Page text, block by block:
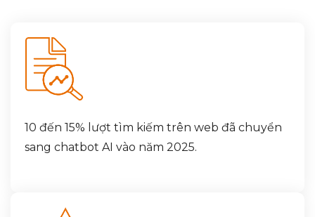
10 đến 15% lượt tìm kiếm trên web đã chuyển
sang chatbot AI vào năm 2025.